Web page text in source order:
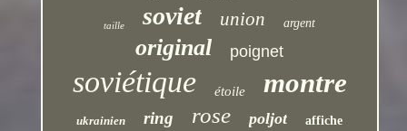
taille soviet union argent
original poignet
soviétique étoile montre
ukrainien ring rose poljot affiche